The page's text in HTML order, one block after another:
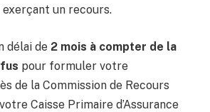
exerçant un recours.
délai de 2 mois à compter de la
pour formuler votre
de la Commission de Recours
Caisse Primaire d’Assurance